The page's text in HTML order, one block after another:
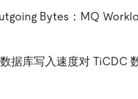
Bytes：MQ
据库写入速度对 TiCDC